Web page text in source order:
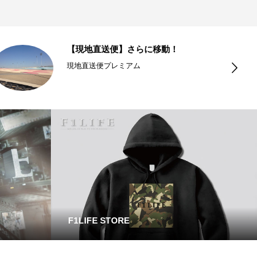
【現地直送便】さらに移動！
現地直送便プレミアム
F1LIFE STORE